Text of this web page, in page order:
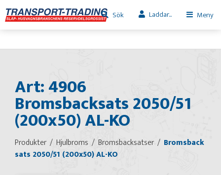
Sök Laddar... Meny
Art: 4906
Bromsbacksats 2050/51
(200x50) AL-KO
Produkter Hjulbroms Bromsbacksatser
Bromsback
sats 2050/51 (200x50) AL-KO